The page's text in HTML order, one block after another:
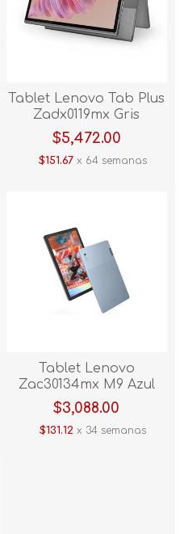
Tablet Lenovo Tab Plus
Zadx0119mx Gris
$5,472.00
$151.67x 64 semanas
Tablet Lenovo
Zac30134mx M9 Azul
$3,088.00
$131.12x 34 semanas